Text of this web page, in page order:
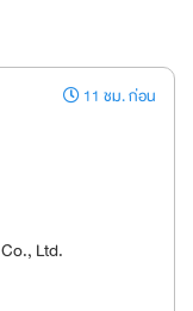
11 ชม. ก่อน
Ltd.